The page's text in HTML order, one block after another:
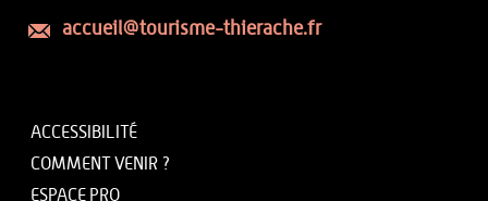
accueil@tourisme-thierache.fr
ACCESSIBILITÉ
COMMENT VENIR ?
ESPACE PRO